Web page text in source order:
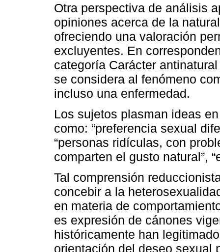
Otra perspectiva de análisis
opiniones acerca de la
ofreciendo una valoración
excluyentes. En
categoría Carácter
se considera al fenómeno
incluso una enfermedad.
Los sujetos plasman ideas
como: “preferencia sexual
“personas ridículas, con
comparten el gusto natural”,
Tal comprensión
concebir a la
en materia de
es expresión de cánones
históricamente han
orientación del deseo sexual